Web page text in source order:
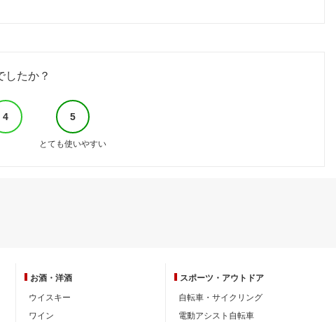
したか？
4 5
とても使いやすい
お酒・洋酒
ウイスキー
ワイン
スポーツ・ アウトドア
自転車・サイクリング
電動アシスト自転車